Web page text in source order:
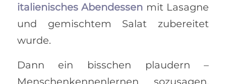
italienisches Abendessen mit Lasagne
und gemischtem Salat zubereitet
wurde.
Dann ein bisschen plaudern –